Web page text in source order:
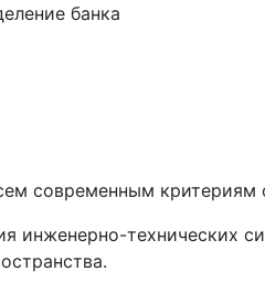
банка
современным
инженерно-технических